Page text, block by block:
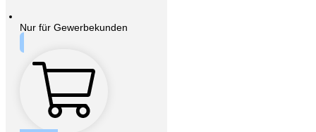
Nur für Gewerbekunden